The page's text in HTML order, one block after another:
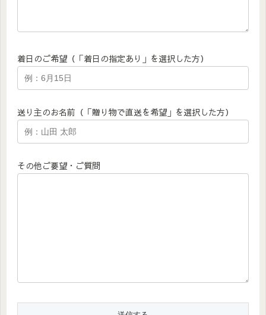
着日のご希望（「着日の指定あり」を選択した方）
送り主のお名前（「贈り物で直送を希望」を選択した方）
その他ご要望・ご質問